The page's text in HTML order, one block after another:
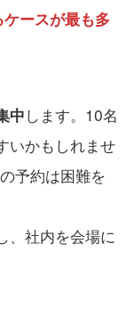
ースが最も多
中します。10名
いかもしれませ
予約は困難を
、社内を会場に